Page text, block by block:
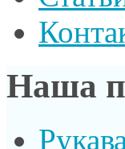
Наша